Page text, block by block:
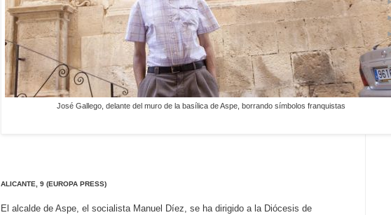
José Gallego, delante del muro de la basílica de Aspe, borrando símbolos franquistas
ALICANTE, 9 (EUROPA PRESS)
El alcalde de Aspe, el socialista Manuel Díez, se ha dirigido a la Diócesis de